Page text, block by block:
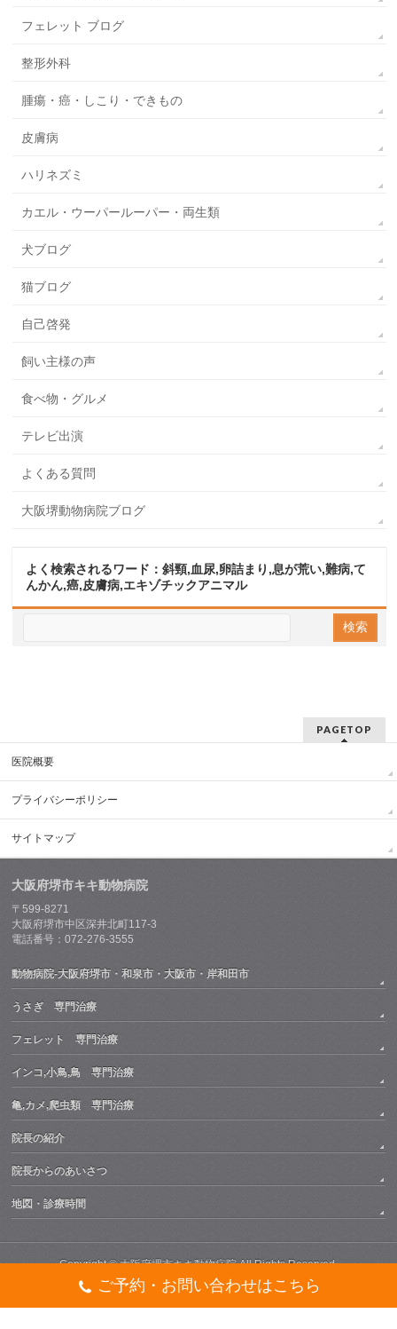
フェレット ブログ
整形外科
腫瘍・癌・しこり・できもの
皮膚病
ハリネズミ
カエル・ウーパールーパー・両生類
犬ブログ
猫ブログ
自己啓発
飼い主様の声
食べ物・グルメ
テレビ出演
よくある質問
大阪堺動物病院ブログ
よく検索されるワード：斜頸,血尿,卵詰まり,息が荒い,難病,て
んかん,癌,皮膚病,エキゾチックアニマル
PAGETOP
医院概要
プライバシーポリシー
サイトマップ
大阪府堺市キキ動物病院
〒599-8271
大阪府堺市中区深井北町117-3
電話番号：072-276-3555
動物病院-大阪府堺市・和泉市・大阪市・岸和田市
うさぎ 専門治療
フェレット 専門治療
インコ,小鳥,鳥 専門治療
亀,カメ,爬虫類 専門治療
院長の紹介
院長からのあいさつ
地図・診療時間
Copyright ©大阪府堺市キキ動物病院All Rights Reserved.
ご予約・お問い合わせはこちら